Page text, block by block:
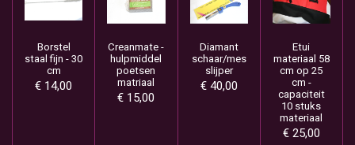
Borstel
staal fijn - 30
cm
€ 14,00
Creanmate -
hulpmiddel
poetsen
matriaal
€ 15,00
Diamant
schaar/mes
slijper
€ 40,00
Etui
materiaal 58
cm op 25
cm -
capaciteit
10 stuks
materiaal
€ 25,00